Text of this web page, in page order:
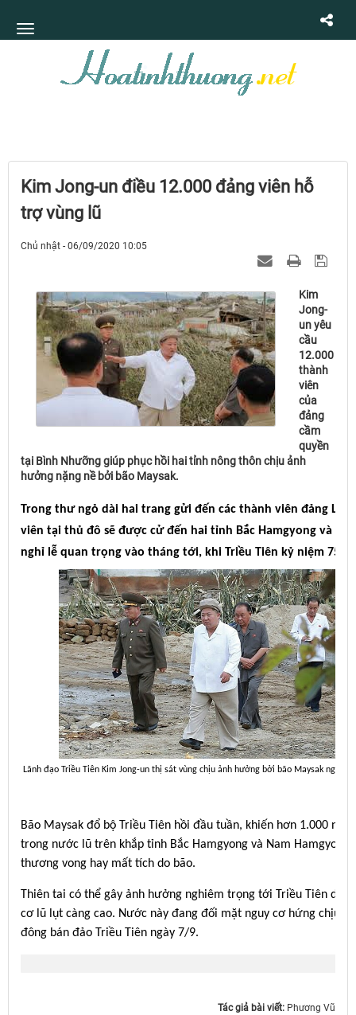
Kim Jong-un điều 12.000 đảng viên hỗ
trợ vùng lũ
Chủ nhật - 06/09/2020 10:05
Kim
Jong-
un yêu
cầu
12.000
thành
viên
của
đảng
cầm
quyền
tại Bình Nhưỡng giúp phục hồi hai tỉnh nông thôn chịu ảnh
hưởng nặng nề bởi bão Maysak.
Trong thư ngỏ dài hai trang gửi đến các thành viên đảng
viên tại thủ đô sẽ được cử đến hai tỉnh Bắc Hamgyong và
nghỉ lễ quan trọng vào tháng tới, khi Triều Tiên kỷ niệm 75
Lãnh đạo Triều Tiên Kim Jong-un thị sát vùng chịu ảnh hưởng bởi bão Maysak ngày
Bão Maysak đổ bộ Triều Tiên hồi đầu tuần, khiến hơn 1.000
trong nước lũ trên khắp tỉnh Bắc Hamgyong và Nam
thương vong hay mất tích do bão.
Thiên tai có thể gây ảnh hưởng nghiêm trọng tới Triều Tiên do
cơ lũ lụt càng cao. Nước này đang đối mặt nguy cơ hứng chịu
đông bán đảo Triều Tiên ngày 7/9.
Tác giả bài viết: Phương Vũ